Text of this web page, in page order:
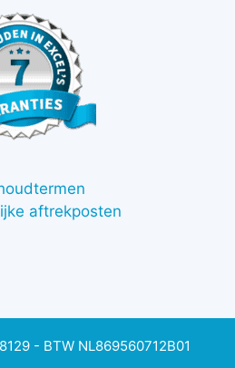
aftrekposten
- BTW NL869560712B01